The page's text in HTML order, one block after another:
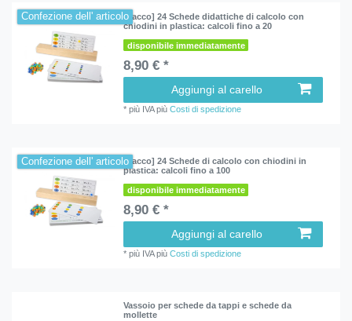
Confezione dell' articolo[Pacco] 24 Schede didattiche di calcolo con
chiodini in plastica: calcoli fino a 20
disponibile immediatamente
8,90 € *
Aggiungi al carello
*più IVApiùCosti di spedizione
Confezione dell' articolo[Pacco] 24 Schede di calcolo con chiodini in
plastica: calcoli fino a 100
disponibile immediatamente
8,90 € *
Aggiungi al carello
*più IVApiùCosti di spedizione
Vassoio per schede da tappi e schede da
mollette